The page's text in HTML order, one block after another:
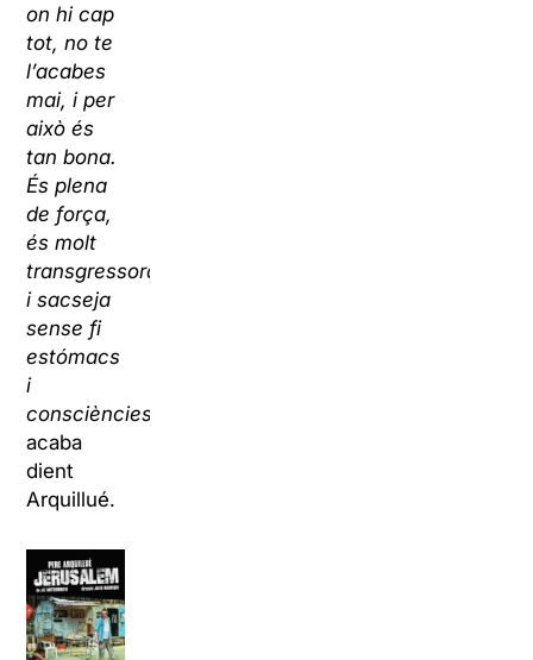
on hi cap
tot, no te
l’acabes
mai, i per
això és
tan bona.
És plena
de força,
és molt
transgressora
i sacseja
sense fi
estómacs
i
consciències
acaba
dient
Arquillué.